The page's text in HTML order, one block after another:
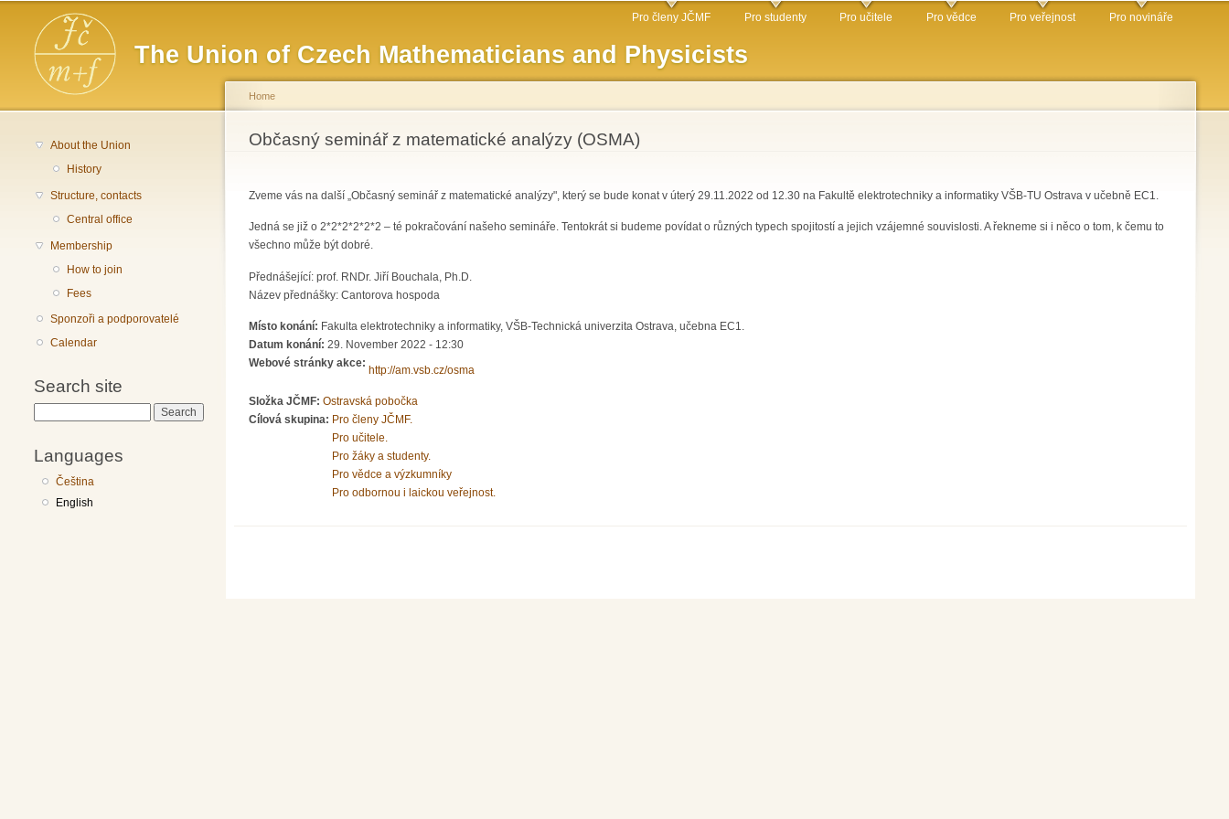
The Union of Czech Mathematicians and Physicists
Main menu Pro členy JČMF Pro studenty Pro učitele Pro vědce Pro veřejnost Pro novináře
About the Union
History
Structure, contacts
Central office
Membership
How to join
Fees
Sponzoři a podporovatelé
Calendar
Search site
Languages
Čeština
English
You are here
Home
Občasný seminář z matematické analýzy (OSMA)
Zveme vás na další „Občasný seminář z matematické analýzy", který se bude konat v úterý 29.11.2022 od 12.30 na Fakultě elektrotechniky a informatiky VŠB-TU Ostrava v učebně EC1.
Jedná se již o 2*2*2*2*2*2 – té pokračování našeho semináře. Tentokrát si budeme povídat o různých typech spojitostí a jejich vzájemné souvislosti. A řekneme si i něco o tom, k čemu to
všechno může být dobré.
Přednášející: prof. RNDr. Jiří Bouchala, Ph.D.
Název přednášky: Cantorova hospoda
Místo konání: Fakulta elektrotechniky a informatiky, VŠB-Technická univerzita Ostrava, učebna EC1.
Datum konání: 29. November 2022 - 12:30
Webové stránky akce:
http://am.vsb.cz/osma
Složka JČMF: Ostravská pobočka
Cílová skupina: Pro členy JČMF.
Pro učitele.
Pro žáky a studenty.
Pro vědce a výzkumníky
Pro odbornou i laickou veřejnost.